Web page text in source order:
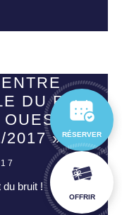
DU ROY
2017 »
du bruit !
RÉSERVER
OFFRIR